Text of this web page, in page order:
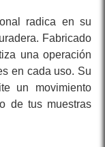
radica en su
Fabricado
una operación
en cada uso. Su
un movimiento
de tus muestras